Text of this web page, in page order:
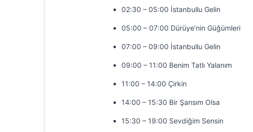
02:30 – 05:00 İstanbullu Gelin
05:00 – 07:00 Dürüye’nin Güğümleri
07:00 – 09:00 İstanbullu Gelin
09:00 – 11:00 Benim Tatlı Yalanım
11:00 – 14:00 Çirkin
14:00 – 15:30 Bir Şansım Olsa
15:30 – 19:00 Sevdiğim Sensin